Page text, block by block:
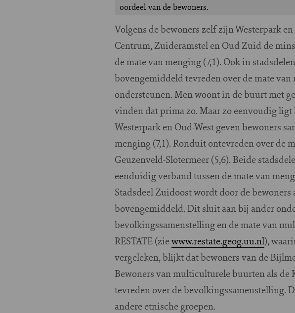
oordeel van de bewoners.
Volgens de bewoners zelf zijn Westerpark
Centrum, Zuideramstel en Oud Zuid de
de mate van menging (7,1). Ook in
bovengemiddeld tevreden over de mate van
ondersteunen. Men woont in de buurt met
vinden dat prima zo. Maar zo eenvoudig ligt
Westerpark en Oud-West geven bewoners
menging (7,1). Ronduit ontevreden over de
Geuzenveld-Slotermeer (5,6). Beide
eenduidig verband tussen de mate van
Stadsdeel Zuidoost wordt door de
bovengemiddeld. Dit sluit aan bij ander
bevolkingssamenstelling en de mate van
RESTATE (ziewww.restate.geog.uu.nl),
vergeleken, blijkt dat bewoners van de
Bewoners van multiculturele buurten als
tevreden over de bevolkingssamenstelling.
andere etnische groepen.